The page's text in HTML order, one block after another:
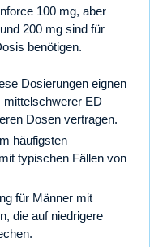
100 mg, aber
200 mg sind für
benötigen.
Dosierungen eignen
ED
Dosen vertragen.
häufigsten
typischen Fällen von
für Männer mit
die auf niedrigere